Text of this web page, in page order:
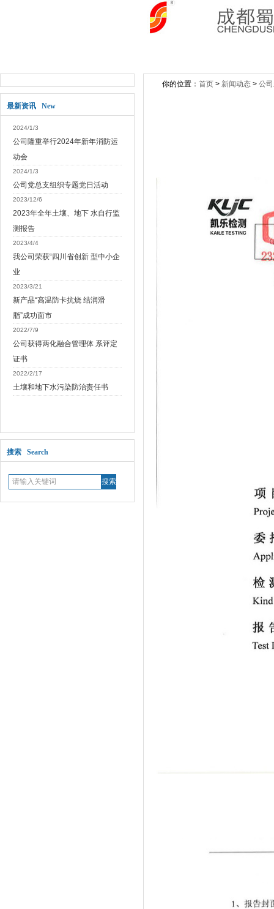
最新资讯 New
2024/1/3
公司隆重举行2024年新年消防运
动会
2024/1/3
公司党总支组织专题党日活动
2023/12/6
2023年全年土壤、地下 水自行监
测报告
2023/4/4
我公司荣获“四川省创新 型中小企
业
2023/3/21
新产品“高温防卡抗烧 结润滑
脂”成功面市
2022/7/9
公司获得两化融合管理体 系评定
证书
2022/2/17
土壤和地下水污染防治责任书
搜索 Search
你的位置： 首页 > 新闻动态 > 公